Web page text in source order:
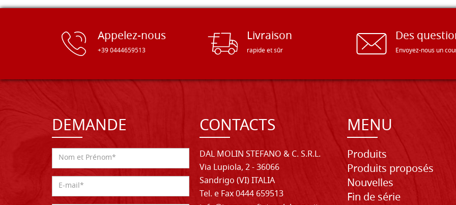
Appelez-nous
+39 0444659513
Livraison
rapide et sûr
Des
Envoyez-nous un
DEMANDE CONTACTS
DAL MOLIN STEFANO & C. S.R.L.
Via Lupiola, 2 - 36066
Sandrigo (VI) ITALIA
Tel. e Fax 0444 659513
MENU
Produits
Produits proposés
Nouvelles
Fin de série